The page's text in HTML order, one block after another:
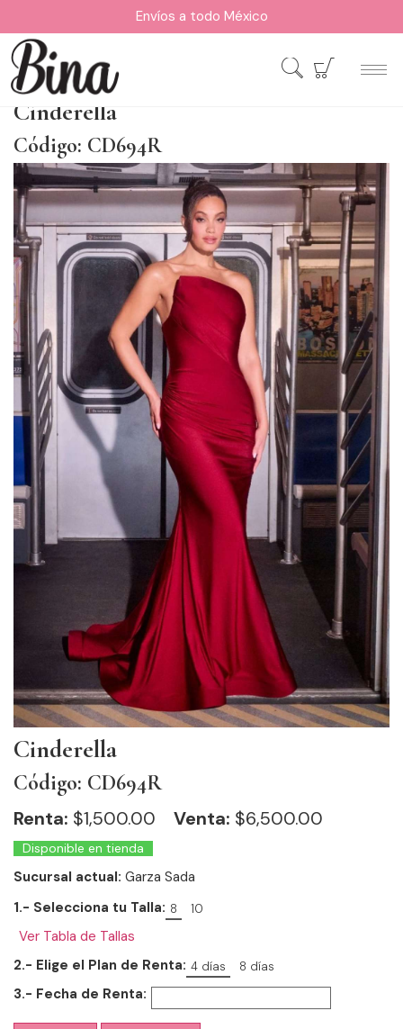
Envíos a todo México
Cinderella
Código: CD694R
Cinderella
Código: CD694R
Renta: $1,500.00 Venta: $6,500.00
Disponible en tienda
Sucursal actual: Garza Sada
1.- Selecciona tu Talla: 8 10
Ver Tabla de Tallas
2.- Elige el Plan de Renta: 4 días 8 días
3.- Fecha de Renta: